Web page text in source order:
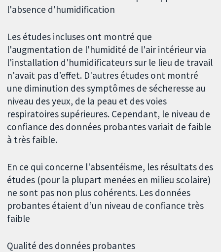
l'absence d'humidification
Les études incluses ont montré que
l'augmentation de l'humidité de l'air intérieur via
l'installation d'humidificateurs sur le lieu de travail
n'avait pas d’effet. D'autres études ont montré
une diminution des symptômes de sécheresse au
niveau des yeux, de la peau et des voies
respiratoires supérieures. Cependant, le niveau de
confiance des données probantes variait de faible
à très faible.
En ce qui concerne l'absentéisme, les résultats des
études (pour la plupart menées en milieu scolaire)
ne sont pas non plus cohérents. Les données
probantes étaient d’un niveau de confiance très
faible
Qualité des données probantes